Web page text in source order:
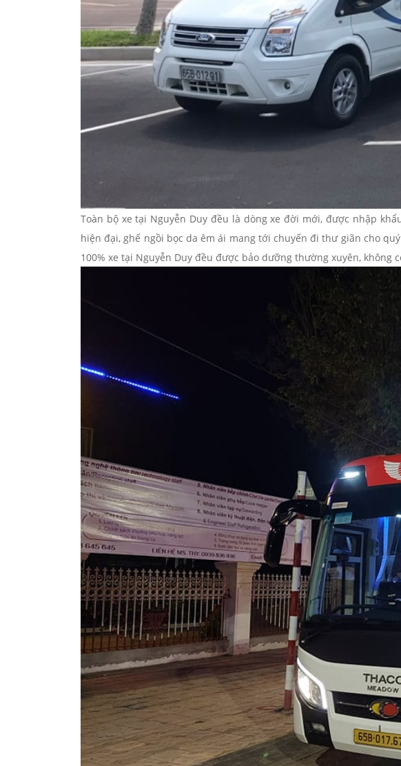
Toàn bộ xe tại Nguyễn Duy đều là dòng xe đời mới, được nhập
hiện đại, ghế ngồi bọc da êm ái mang tới chuyến đi thư giãn cho
100% xe tại Nguyễn Duy đều được bảo dưỡng thường xuyên, không